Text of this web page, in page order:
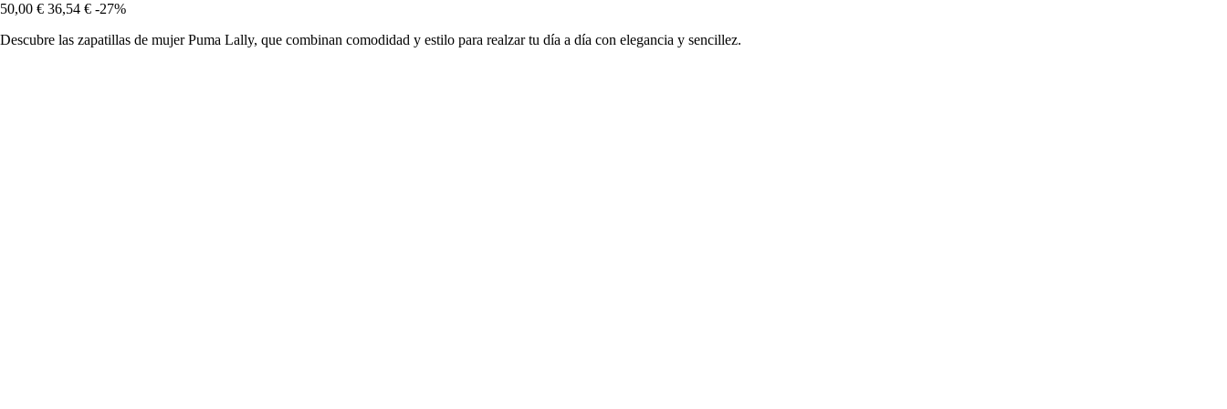
50,00 € 36,54 € -27%
Descubre las zapatillas de mujer Puma Lally, que combinan comodidad y estilo para realzar tu día a día con elegancia y sencillez.